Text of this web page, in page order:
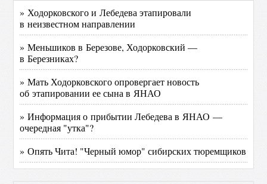
» Ходорковского и Лебедева этапировали
в неизвестном направлении
» Меньшиков в Березове, Ходорковский —
в Березниках?
» Мать Ходорковского опровергает новость
об этапировании ее сына в ЯНАО
» Информация о прибытии Лебедева в ЯНАО —
очередная "утка"?
» Опять Чита! "Черный юмор" сибирских тюремщиков